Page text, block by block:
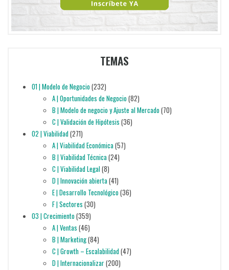
TEMAS
01 | Modelo de Negocio(232)
A | Oportunidades de Negocio(82)
B | Modelo de negocio y Ajuste al Mercado(70)
C | Validación de Hipótesis (36)
02 | Viabilidad(271)
A | Viabilidad Económica(57)
B | Viabilidad Técnica(24)
C | Viabilidad Legal(8)
D | Innovación abierta(41)
E | Desarrollo Tecnológico(36)
F | Sectores (30)
03 | Crecimiento(359)
A | Ventas (46)
B | Marketing(84)
C | Growth – Escalabilidad(47)
D | Internacionalizar(200)